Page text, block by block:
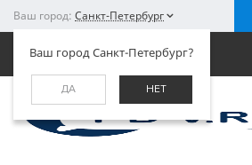
Ваш город: Санкт-Петербург
Ваш город Санкт-Петербург?
ДА НЕТ
Меню